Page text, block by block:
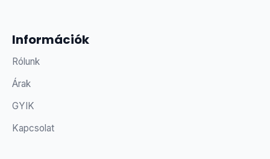
Információk
Rólunk
Árak
GYIK
Kapcsolat